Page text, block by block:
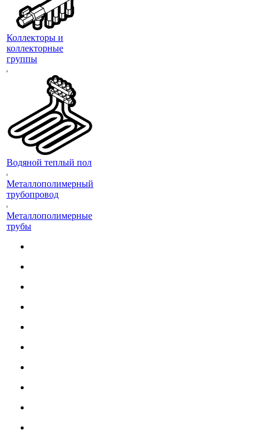
Коллекторы и
коллекторные
группы
Водяной теплый пол
Металлополимерный
трубопровод
Металлополимерные
трубы